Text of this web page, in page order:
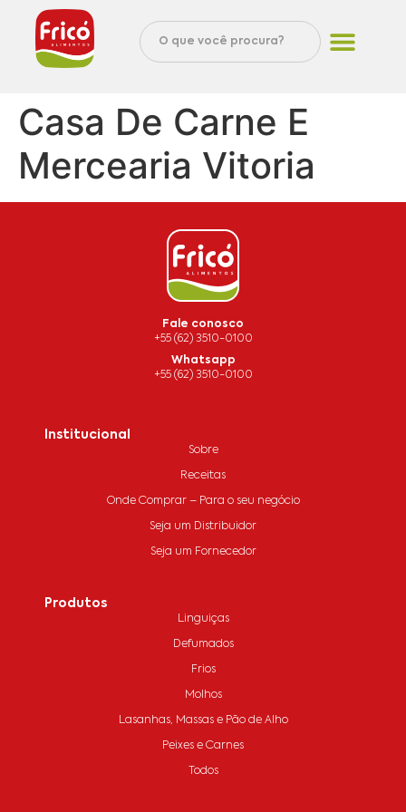
Casa De Carne E
Mercearia Vitoria
Fale conosco
+55 (62) 3510-0100
Whatsapp
+55 (62) 3510-0100
Institucional
Sobre
Receitas
Onde Comprar – Para o seu negócio
Seja um Distribuidor
Seja um Fornecedor
Produtos
Linguiças
Defumados
Frios
Molhos
Lasanhas, Massas e Pão de Alho
Peixes e Carnes
Todos